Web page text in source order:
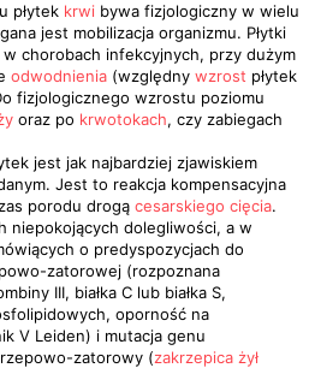
płytek krwi bywa fizjologiczny w wielu
jest mobilizacja organizmu. Płytki
w chorobach infekcyjnych, przy dużym
odwodnienia (względny wzrost płytek
fizjologicznego wzrostu poziomu
oraz po krwotokach, czy zabiegach
jest jak najbardziej zjawiskiem
Jest to reakcja kompensacyjna
porodu drogą cesarskiego cięcia.
niepokojących dolegliwości, a w
o predyspozycjach do
zatorowej (rozpoznana
III, białka C lub białka S,
oporność na
V Leiden) i mutacja genu
zatorowy (zakrzepica żył